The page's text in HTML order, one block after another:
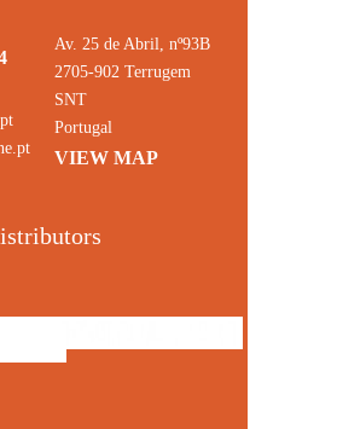
Av. 25 de Abril, nº93B
2705-902 Terrugem
SNT
Portugal
VIEW MAP